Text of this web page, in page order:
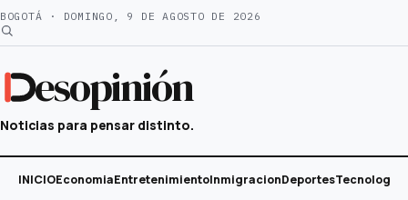
Saltar
al
BOGOTÁ · DOMINGO, 9 DE AGOSTO DE 2026
esopinión
Noticias para pensar distinto.
INICIOEconomiaEntretenimientoInmigracionDeportesTecnología